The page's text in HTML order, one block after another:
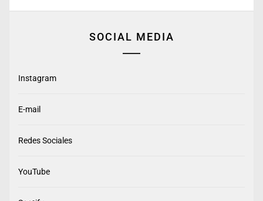
SOCIAL MEDIA
Instagram
E-mail
Redes Sociales
YouTube